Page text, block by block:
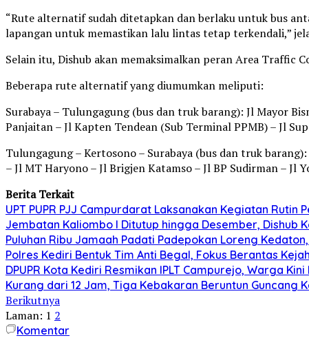
“Rute alternatif sudah ditetapkan dan berlaku untuk bus
lapangan untuk memastikan lalu lintas tetap terkendali,”
Selain itu, Dishub akan memaksimalkan peran Area Traffic
Beberapa rute alternatif yang diumumkan meliputi:
Surabaya – Tulungagung (bus dan truk barang): Jl Mayor
Panjaitan – Jl Kapten Tendean (Sub Terminal PPMB) – Jl
Tulungagung – Kertosono – Surabaya (bus dan truk
– Jl MT Haryono – Jl Brigjen Katamso – Jl BP Sudirman – Jl
Berita Terkait
UPT PUPR PJJ Campurdarat Laksanakan Kegiatan Rutin
Jembatan Kaliombo I Ditutup hingga Desember, Dishub
Puluhan Ribu Jamaah Padati Padepokan Loreng
Polres Kediri Bentuk Tim Anti Begal, Fokus Berantas
DPUPR Kota Kediri Resmikan IPLT Campurejo, Warga
Kurang dari 12 Jam, Tiga Kebakaran Beruntun Guncang
Berikutnya
Laman: 1 2
Komentar